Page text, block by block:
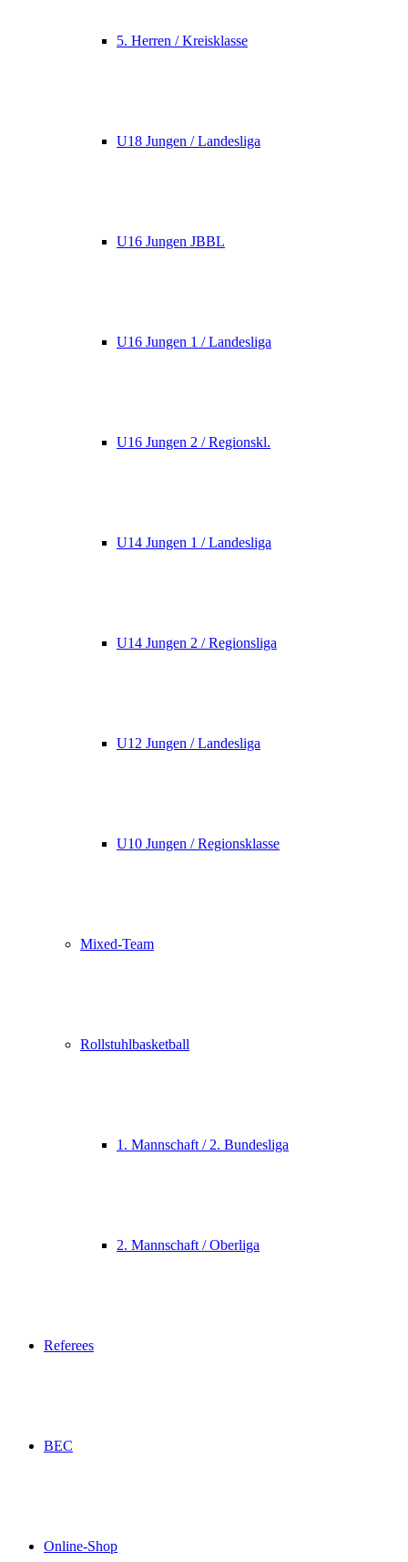
5. Herren / Kreisklasse
U18 Jungen / Landesliga
U16 Jungen JBBL
U16 Jungen 1 / Landesliga
U16 Jungen 2 / Regionskl.
U14 Jungen 1 / Landesliga
U14 Jungen 2 / Regionsliga
U12 Jungen / Landesliga
U10 Jungen / Regionsklasse
Mixed-Team
Rollstuhlbasketball
1. Mannschaft / 2. Bundesliga
2. Mannschaft / Oberliga
Referees
BEC
Online-Shop